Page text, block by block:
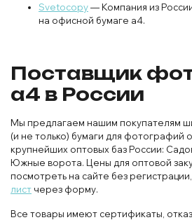
Svetocopy— Компания из
на офисной бумаге а4.
Поставщик
а4 в России
Мы предлагаем нашим покупателям
(и не только) бумаги для фотографий
крупнейших оптовых баз России:
Южные ворота. Цены для оптовой
посмотреть на сайте без
лист через форму.
Все товары имеют сертификаты,